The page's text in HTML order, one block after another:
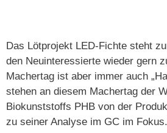
Das Lötprojekt LED-Fichte steht
den Neuinteressierte wieder gern
Machertag ist aber immer auch
stehen an diesem Machertag der
Biokunststoffs PHB von der
zu seiner Analyse im GC im Fokus.